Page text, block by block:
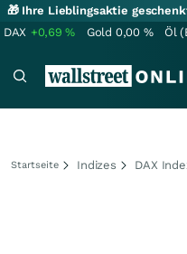
🎁 Ihre Lieblingsaktie
DAX +0,69% Gold 0,00 % Öl
Startseite Indizes DAX